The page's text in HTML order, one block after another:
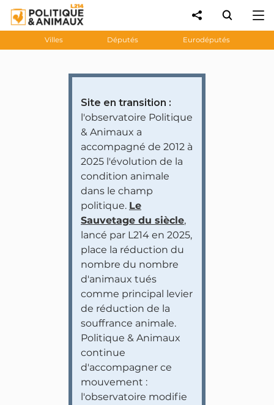
Villes Députés Eurodéputés
Site en transition :
l'observatoire Politique
& Animaux a
accompagné de 2012 à
2025 l'évolution de la
condition animale
dans le champ
politique. Le
Sauvetage du siècle,
lancé par L214 en 2025,
place la réduction du
nombre du nombre
d'animaux tués
comme principal levier
de réduction de la
souffrance animale.
Politique & Animaux
continue
d'accompagner ce
mouvement :
l'observatoire modifie